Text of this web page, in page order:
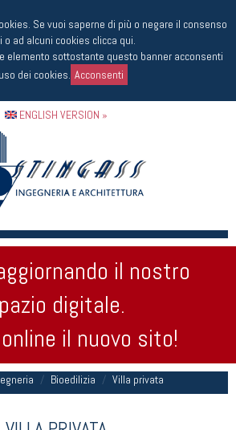
Se vuoi saperne di più o negare il consenso
o ad alcuni cookies clicca qui.
elemento sottostante questo banner acconsenti
dei cookies. Acconsenti
ENGLISH VERSION »
il nostro
digitale.
il nuovo sito!
Bioedilizia Villa privata